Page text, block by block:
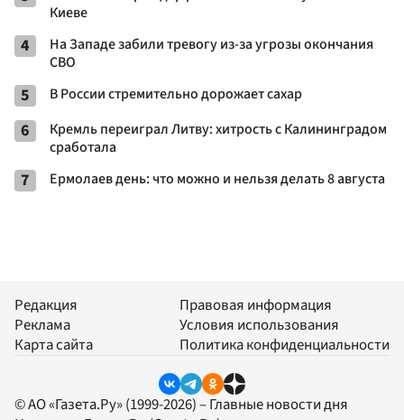
Киеве
4
На Западе забили тревогу из-за угрозы окончания
СВО
5 В России стремительно дорожает сахар
6
Кремль переиграл Литву: хитрость с Калининградом
сработала
7 Ермолаев день: что можно и нельзя делать 8 августа
Редакция
Реклама
Карта сайта
Правовая информация
Условия использования
Политика конфиденциальности
© АО «Газета.Ру» (1999-2026) – Главные новости дня